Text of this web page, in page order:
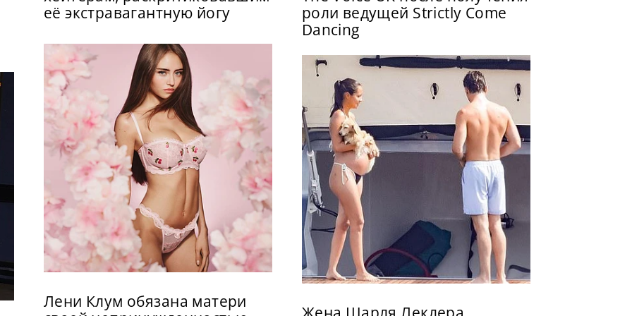
её экстравагантную йогу
Лени Клум обязана матери
роли ведущей Strictly Come
Dancing